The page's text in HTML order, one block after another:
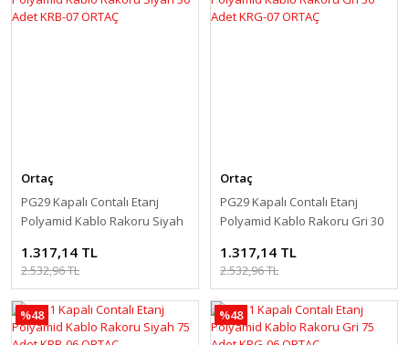
Ortaç
PG29 Kapalı Contalı Etanj
Polyamid Kablo Rakoru Siyah
1.317,14 TL
2.532,96 TL
Ortaç
PG29 Kapalı Contalı Etanj
Polyamid Kablo Rakoru Gri 30
1.317,14 TL
2.532,96 TL
%48 %48